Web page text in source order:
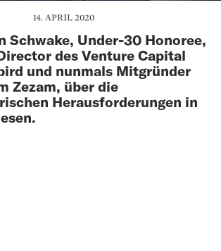
14. APRIL 2020
Schwake, Under-30 Honoree,
des Venture Capital
und nunmals Mitgründer
Zezam, über die
Herausforderungen in